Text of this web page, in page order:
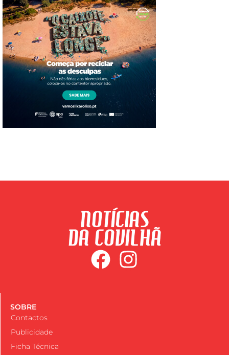
SOBRE
Contactos
Publicidade
Ficha Técnica